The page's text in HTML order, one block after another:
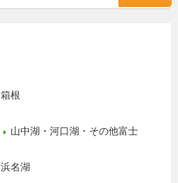
箱根
山中湖・河口湖・その他富士
浜名湖